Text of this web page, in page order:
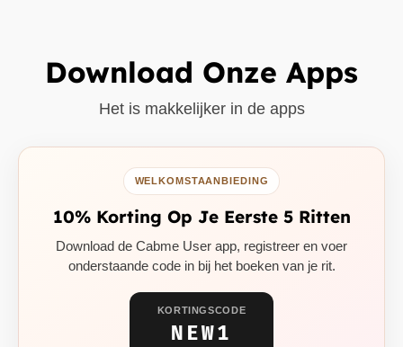
Download Onze Apps
Het is makkelijker in de apps
WELKOMSTAANBIEDING
10% Korting Op Je Eerste 5 Ritten
Download de Cabme User app, registreer en voer
onderstaande code in bij het boeken van je rit.
KORTINGSCODE
NEW1